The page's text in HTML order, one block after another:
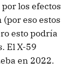
los efectos
eso estos
esto podría
El X-59
en 2022.